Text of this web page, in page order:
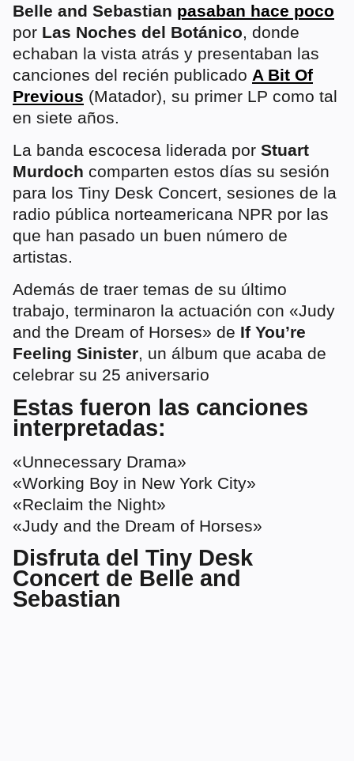
Belle and Sebastian pasaban hace poco
por Las Noches del Botánico, donde
echaban la vista atrás y presentaban las
canciones del recién publicado A Bit Of
Previous (Matador), su primer LP como tal
en siete años.
La banda escocesa liderada por Stuart
Murdoch comparten estos días su sesión
para los Tiny Desk Concert, sesiones de la
radio pública norteamericana NPR por las
que han pasado un buen número de
artistas.
Además de traer temas de su último
trabajo, terminaron la actuación con «Judy
and the Dream of Horses» de If You’re
Feeling Sinister, un álbum que acaba de
celebrar su 25 aniversario
Estas fueron las canciones
interpretadas:
«Unnecessary Drama»
«Working Boy in New York City»
«Reclaim the Night»
«Judy and the Dream of Horses»
Disfruta del Tiny Desk
Concert de Belle and
Sebastian